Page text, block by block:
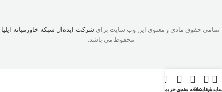
تمامی حقوق مادی و معنوی این وب سایت برای شرکت ایده‌آل شبکه خاورمیانه ایلیا
محفوظ می باشد.
سایدبارمقایسهعلاقه مندیسبد خریدمنو